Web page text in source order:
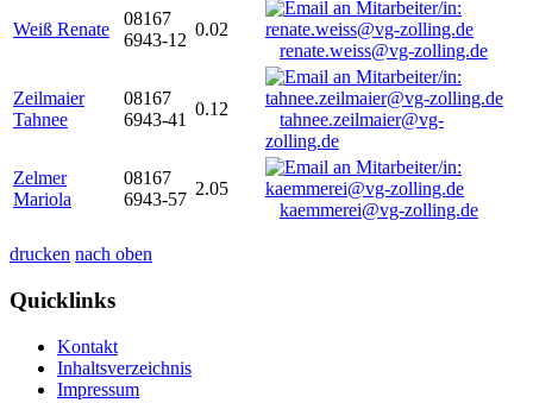
Weiß Renate
08167
6943-12
0.02
renate.weiss@vg-zolling.de
Zeilmaier
Tahnee
08167
6943-41
0.12
tahnee.zeilmaier@vg-
zolling.de
Zelmer
Mariola
08167
6943-57
2.05
kaemmerei@vg-zolling.de
drucken nach oben
Quicklinks
Kontakt
Inhaltsverzeichnis
Impressum